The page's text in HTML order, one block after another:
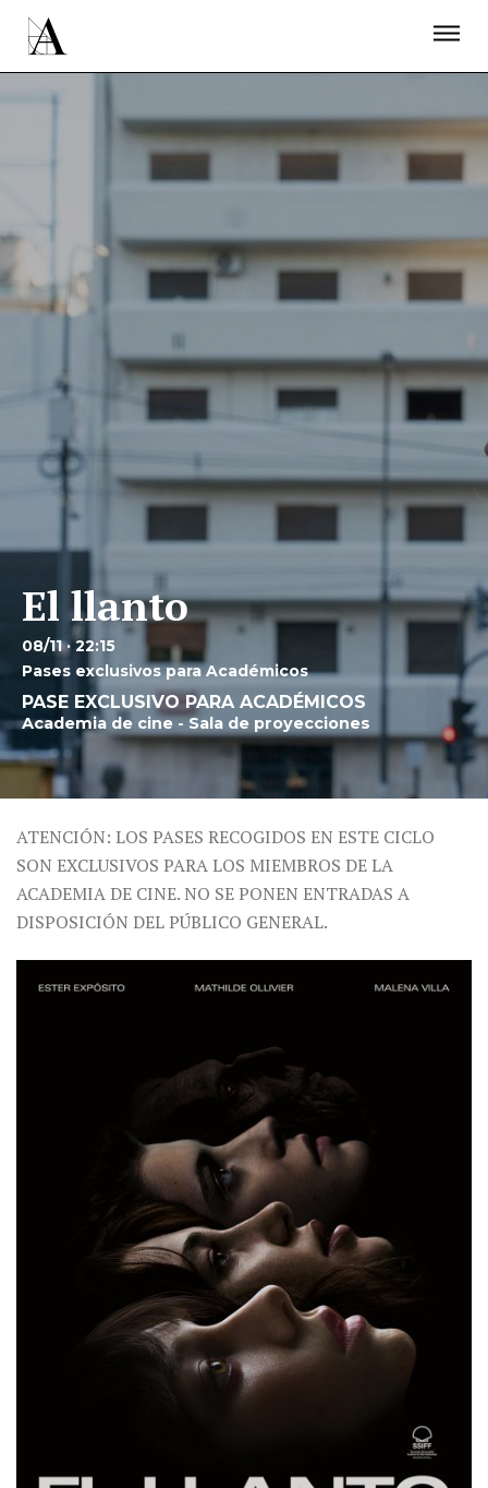
El llanto
08/11 · 22:15
Pases exclusivos para Académicos
PASE EXCLUSIVO PARA ACADÉMICOS
Academia de cine - Sala de proyecciones
ATENCIÓN: LOS PASES RECOGIDOS EN ESTE CICLO
SON EXCLUSIVOS PARA LOS MIEMBROS DE LA
ACADEMIA DE CINE. NO SE PONEN ENTRADAS A
DISPOSICIÓN DEL PÚBLICO GENERAL.
RESIDENCIAS
ÚNETE A LA ACADEMIA DE CINE
NEWSLETTER